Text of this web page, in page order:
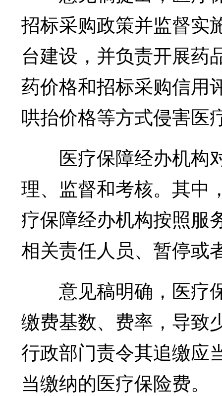
招标采购政策并监督实
台建设，并负责开展药
药价格和招标采购信用
哄抬价格等方式侵害医
医疗保障经办机构
理、监督和考核。其中
疗保障经办机构按照服
相关责任人员、暂停或
意见稿明确，医疗
缴费基数、费率，导致
行政部门责令其追缴应
当缴纳的医疗保险费。